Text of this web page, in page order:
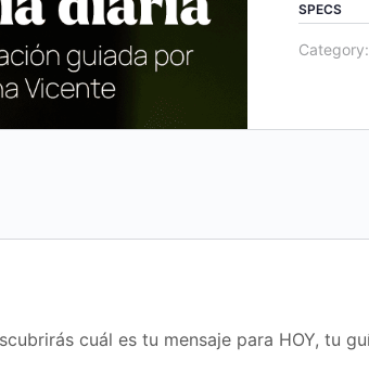
SPECS
Category:
cuál es tu mensaje para HOY, tu